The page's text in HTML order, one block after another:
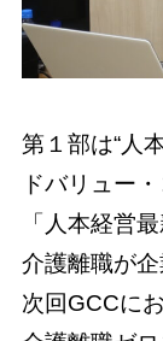
第１部は“人
ドバリュー
「人本経営
介護離職が企
次回GCCに